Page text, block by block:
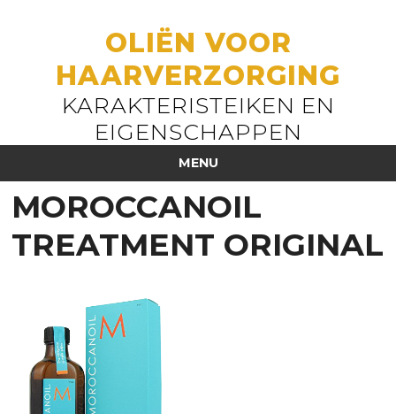
OLIËN VOOR
HAARVERZORGING
KARAKTERISTEIKEN EN
EIGENSCHAPPEN
MENU
MOROCCANOIL
TREATMENT ORIGINAL